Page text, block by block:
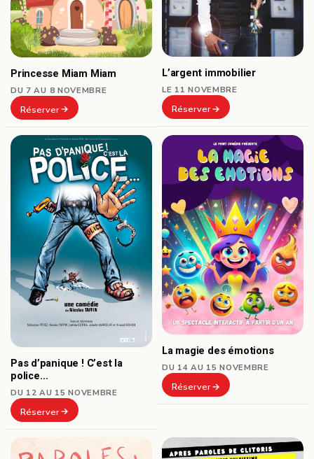
Princesse Miam Miam
DU 7 AU 8 NOVEMBRE
Réserver
L’argent immobilier
LE 11 NOVEMBRE
Réserver
Pas d’panique ! C’est la
police…
DU 12 AU 15 NOVEMBRE
Réserver
La magie des émotions
DU 14 AU 15 NOVEMBRE
Réserver